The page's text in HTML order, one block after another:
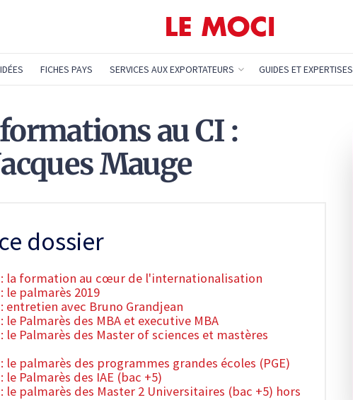
IDÉES FICHES PAYS SERVICES AUX EXPORTATEURS GUIDES ET EXPERTISES
au CI :
Mauge
dossier
: la formation au cœur de l'internationalisation
le palmarès 2019
entretien avec Bruno Grandjean
Palmarès des MBA et executive MBA
le Palmarès des Master of sciences et mastères
le palmarès des programmes grandes écoles (PGE)
Palmarès des IAE (bac +5)
le palmarès des Master 2 Universitaires (bac +5) hors